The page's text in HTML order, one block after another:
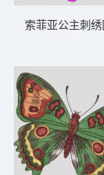
索菲亚公主刺